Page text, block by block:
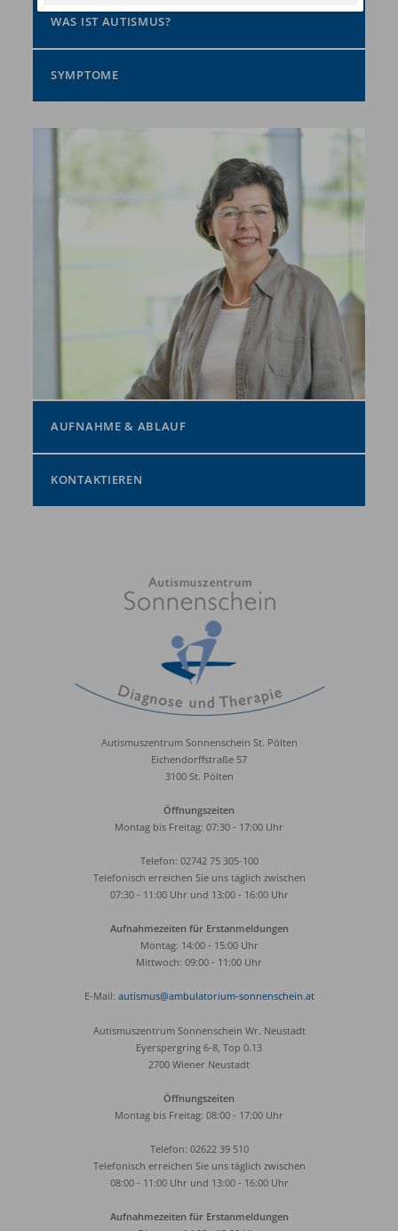
WAS IST AUTISMUS?
SYMPTOME
AUFNAHME & ABLAUF
KONTAKTIEREN
Autismuszentrum Sonnenschein St. Pölten
Eichendorffstraße 57
3100 St. Pölten
Öffnungszeiten
Montag bis Freitag: 07:30 - 17:00 Uhr
Telefon: 02742 75 305-100
Telefonisch erreichen Sie uns täglich zwischen
07:30 - 11:00 Uhr und 13:00 - 16:00 Uhr
Aufnahmezeiten für Erstanmeldungen
Montag: 14:00 - 15:00 Uhr
Mittwoch: 09:00 - 11:00 Uhr
E-Mail: autismus@ambulatorium-sonnenschein.at
Autismuszentrum Sonnenschein Wr. Neustadt
Eyerspergring 6-8, Top 0.13
2700 Wiener Neustadt
Öffnungszeiten
Montag bis Freitag: 08:00 - 17:00 Uhr
Telefon: 02622 39 510
Telefonisch erreichen Sie uns täglich zwischen
08:00 - 11:00 Uhr und 13:00 - 16:00 Uhr
Aufnahmezeiten für Erstanmeldungen